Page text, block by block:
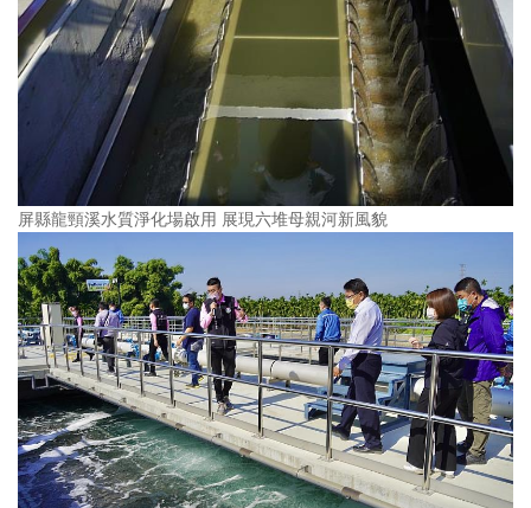
屏縣龍頸溪水質淨化場啟用 展現六堆母親河新風貌